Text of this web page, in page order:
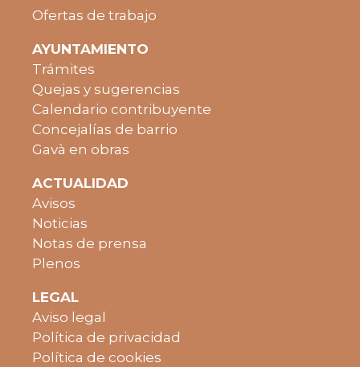
Ofertas de trabajo
AYUNTAMIENTO
Trámites
Quejas y sugerencias
Calendario contribuyente
Concejalías de barrio
Gavà en obras
ACTUALIDAD
Avisos
Noticias
Notas de prensa
Plenos
LEGAL
Aviso legal
Política de privacidad
Política de cookies